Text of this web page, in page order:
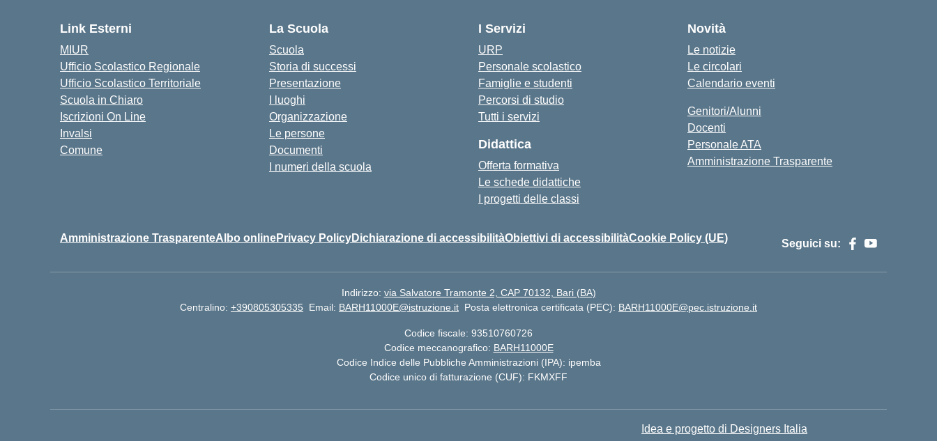
Link Esterni
MIUR
Ufficio Scolastico Regionale
Ufficio Scolastico Territoriale
Scuola in Chiaro
Iscrizioni On Line
Invalsi
Comune
La Scuola
Scuola
Storia di successi
Presentazione
I luoghi
Organizzazione
Le persone
Documenti
I numeri della scuola
I Servizi
URP
Personale scolastico
Famiglie e studenti
Percorsi di studio
Tutti i servizi
Didattica
Offerta formativa
Le schede didattiche
I progetti delle classi
Novità
Le notizie
Le circolari
Calendario eventi
Genitori/Alunni
Docenti
Personale ATA
Amministrazione Trasparente
Amministrazione TrasparenteAlbo onlinePrivacy PolicyDichiarazione di accessibilitàObiettivi di accessibilitàCookie Policy (UE) Seguici su:
Indirizzo: via Salvatore Tramonte 2, CAP 70132, Bari (BA)
Centralino: +390805305335 Email: BARH11000E@istruzione.it Posta elettronica certificata (PEC): BARH11000E@pec.istruzione.it
Codice fiscale: 93510760726
Codice meccanografico: BARH11000E
Codice Indice delle Pubbliche Amministrazioni (IPA): ipemba
Codice unico di fatturazione (CUF): FKMXFF
Idea e progetto di Designers Italia